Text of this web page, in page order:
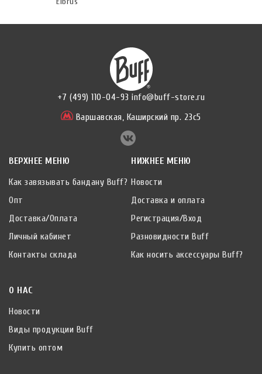
+7 (499) 110-04-93 info@buff-store.ru
Варшавская, Каширский пр. 23с5
ВЕРХНЕЕ МЕНЮ
Как завязывать бандану Buff?
Опт
Доставка/Оплата
Личный кабинет
Контакты склада
НИЖНЕЕ МЕНЮ
Новости
Доставка и оплата
Регистрация/Вход
Разновидности Buff
Как носить аксессуары Buff?
О НАС
Новости
Виды продукции Buff
Купить оптом